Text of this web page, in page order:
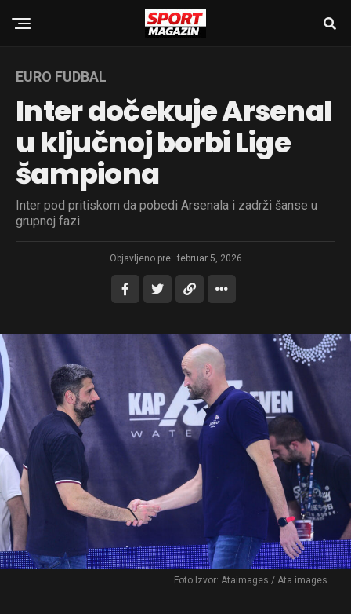
EURO FUDBAL
Inter dočekuje Arsenal
u ključnoj borbi Lige
šampiona
Inter pod pritiskom da pobedi Arsenala i zadrži šanse u
grupnoj fazi
Objavljeno pre: februar 5, 2026
Foto Izvor: Ataimages / Ata images